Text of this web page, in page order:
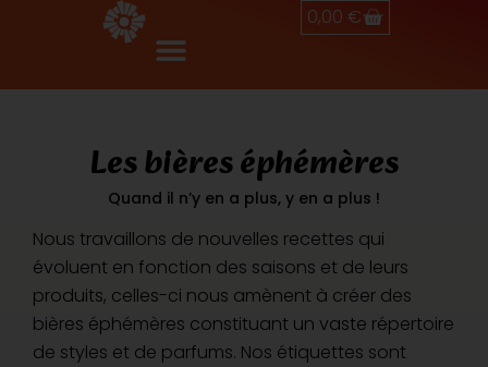
0,00€
Les bières éphémères
Quand il n’y en a plus, y en a plus !
Nous travaillons de nouvelles recettes qui
évoluent en fonction des saisons et de leurs
produits, celles-ci nous amènent à créer des
bières éphémères constituant un vaste répertoire
de styles et de parfums. Nos étiquettes sont